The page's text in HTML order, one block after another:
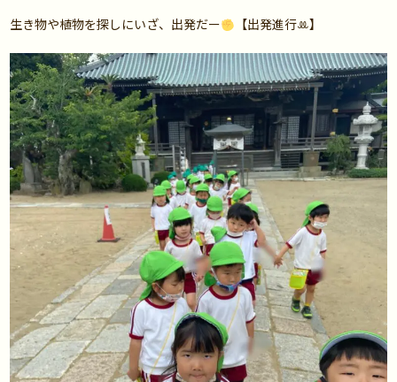
生き物や植物を探しにいざ、出発だー 【出発進行ꔛ】